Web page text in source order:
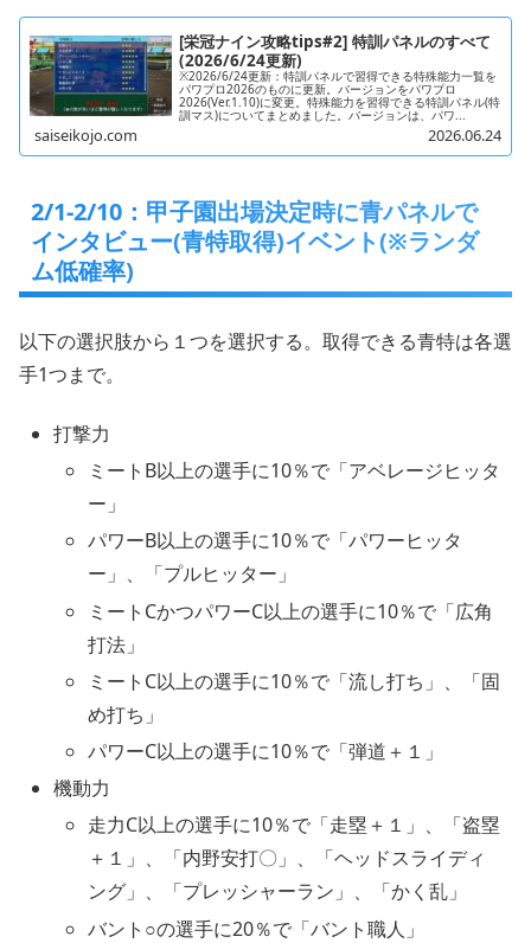
[栄冠ナイン攻略tips#2] 特訓パネルのすべて
(2026/6/24更新)
※2026/6/24更新：特訓パネルで習得できる特殊能力一覧を
パワプロ2026のものに更新。バージョンをパワプロ
2026(Ver.1.10)に変更。特殊能力を習得できる特訓パネル(特
訓マス)についてまとめました。バージョンは、パワ...
saiseikojo.com 2026.06.24
2/1-2/10：甲子園出場決定時に青パネルで
インタビュー(青特取得)イベント(※ランダ
ム低確率)
以下の選択肢から１つを選択する。取得できる青特は各選
手1つまで。
打撃力
ミートB以上の選手に10％で「アベレージヒッタ
ー」
パワーB以上の選手に10％で「パワーヒッタ
ー」、「プルヒッター」
ミートCかつパワーC以上の選手に10％で「広角
打法」
ミートC以上の選手に10％で「流し打ち」、「固
め打ち」
パワーC以上の選手に10％で「弾道＋１」
機動力
走力C以上の選手に10％で「走塁＋１」、「盗塁
＋１」、「内野安打〇」、「ヘッドスライディ
ング」、「プレッシャーラン」、「かく乱」
バント○の選手に20％で「バント職人」